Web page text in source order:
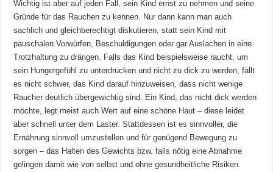
Wichtig ist aber auf jeden Fall, sein Kind ernst zu nehmen und seine
Gründe für das Rauchen zu kennen. Nur dann kann man auch
sachlich und gleichberechtigt diskutieren, statt sein Kind mit
pauschalen Vorwürfen, Beschuldigungen oder gar Auslachen in eine
Trotzhaltung zu drängen. Falls das Kind beispielsweise raucht, um
sein Hungergefühl zu unterdrücken und nicht zu dick zu werden, fällt
es nicht schwer, das Kind darauf hinzuweisen, dass nicht wenige
Raucher deutlich übergewichtig sind. Ein Kind, das nicht dick werden
möchte, legt meist auch Wert auf eine schöne Haut – diese leidet
aber schnell unter dem Laster. Stattdessen ist es sinnvoller, die
Ernährung sinnvoll umzustellen und für genügend Bewegung zu
sorgen – das Halten des Gewichts bzw. falls nötig eine Abnahme
gelingen damit wie von selbst und ohne gesundheitliche Risiken.